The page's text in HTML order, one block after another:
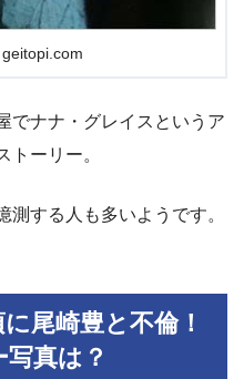
でナナ・グレイスというア
トーリー。
する人も多いようです。
尾崎豊と不倫！
真は？